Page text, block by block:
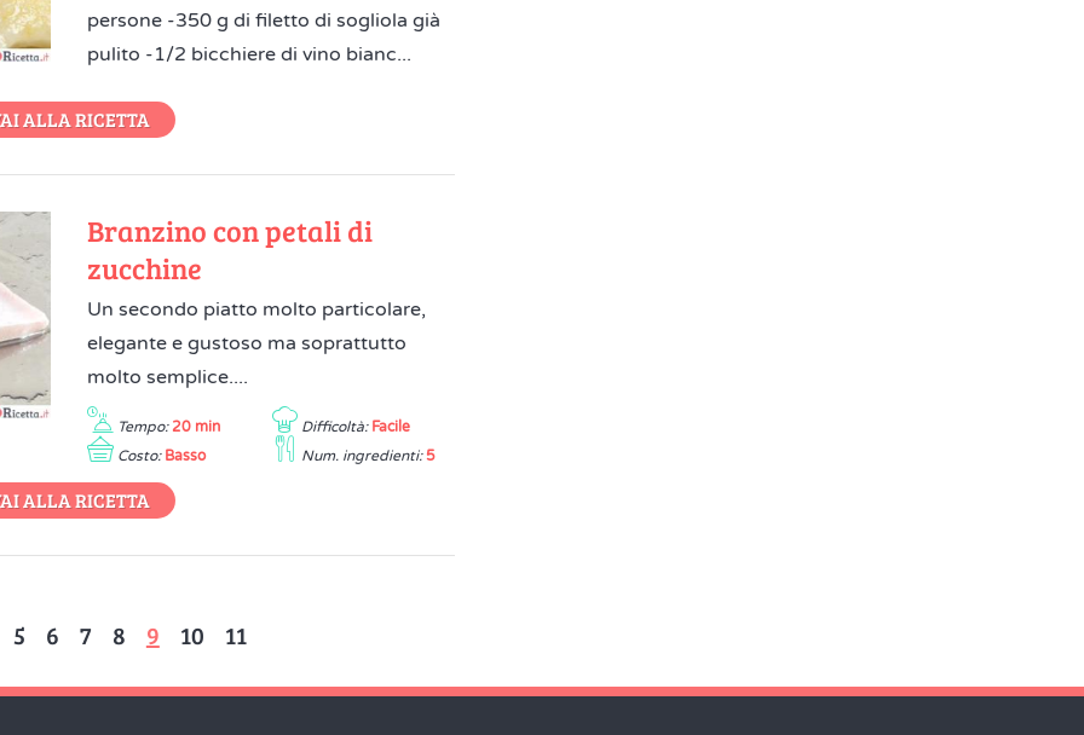
persone -350 g di filetto di sogliola già
pulito -1/2 bicchiere di vino bianc...
ALLA RICETTA
Branzino con petali di
zucchine
Un secondo piatto molto particolare,
elegante e gustoso ma soprattutto
molto semplice....
Tempo: 20 min Difficoltà: Facile
Costo: Basso Num. ingredienti: 5
ALLA RICETTA
5 6 7 8 9 10 11